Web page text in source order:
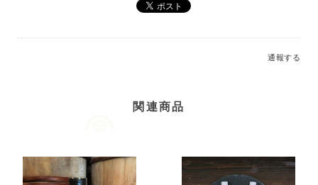
通報する
関連商品